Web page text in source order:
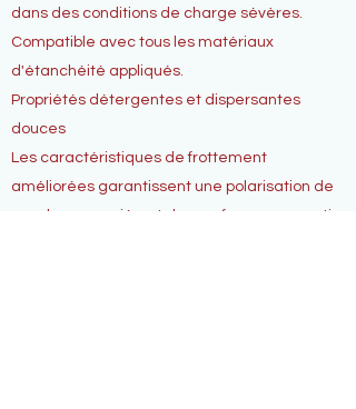
dans des conditions de charge sévères.
Compatible avec tous les matériaux
d'étanchéité appliqués.
Propriétés détergentes et dispersantes
douces
Les caractéristiques de frottement
améliorées garantissent une polarisation de
couple appropriée et des performances anti-